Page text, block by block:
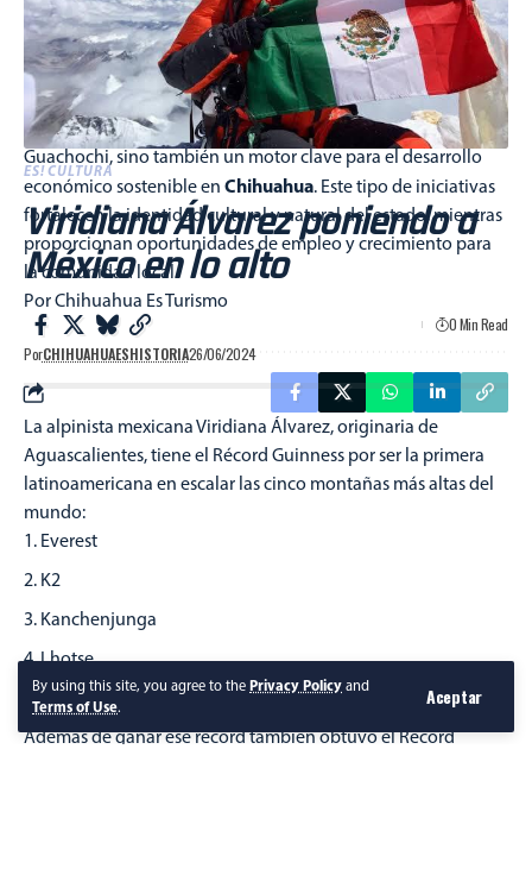
By using this site, you agree to the Privacy Policy and
Terms of Use. Aceptar
natural de la región. Además, al ofrecer actividades como las
tirolesas, se incentiva el turismo de aventura, atraendo a un
público que busca experiencias únicas y emocionantes.
En conclusión, la apertura del
Parque Ecoturístico“Cascada
El Salto” no solo representa un nuevo hito para el turismo en
Guachochi, sino también un motor clave para el desarrollo
económico sostenible en Chihuahua. Este tipo de iniciativas
fortalecen la identidad cultural y natural del estado, mientras
proporcionan oportunidades de empleo y crecimiento para
la comunidad local.
Por Chihuahua Es Turismo
ES! CULTURA
Viridiana Álvarez poniendo a
México en lo alto
PorCHIHUAHUAESHISTORIA26/06/2024
0 Min Read
La alpinista mexicana Viridiana Álvarez, originaria de
Aguascalientes, tiene el Récord Guinness por ser la primera
latinoamericana en escalar las cinco montañas más altas del
mundo:
Everest
K2
Kanchenjunga
Lhotse
Makalu
Además de ganar ese récord también obtuvo el Récord